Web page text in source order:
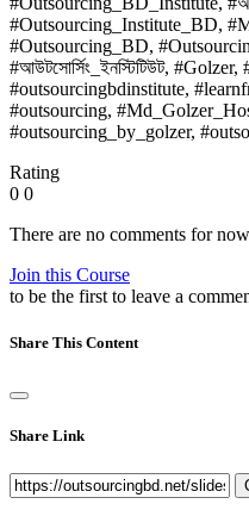
#Outsourcing_Institute_BD,
#Outsourcing_BD,
#আউটসোর্সিং_ইনস্টিটিউট,
#outsourcingbdinstitute,
#outsourcing,
#outsourcing_by_golzer,
Rating
0 0
There are no comments for
Join this Course
to be the first to leave a
Share This Content
Share Link